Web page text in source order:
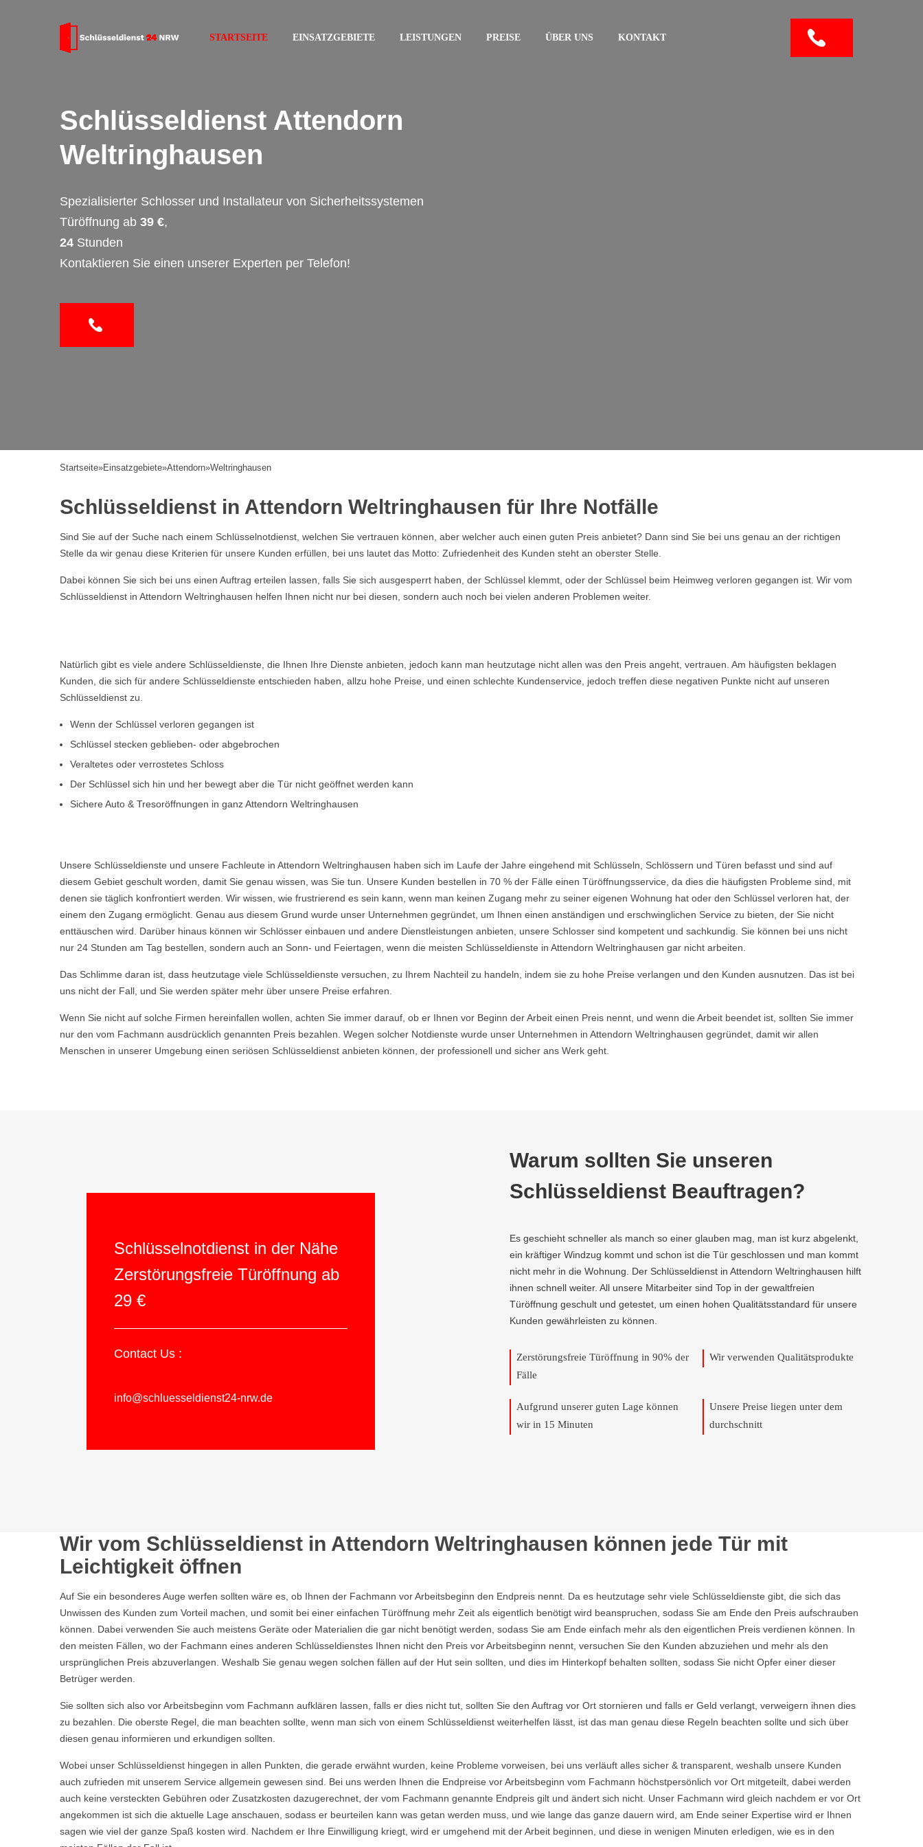
STARTSEITE EINSATZGEBIETE LEISTUNGEN PREISE ÜBER UNS KONTAKT
Schlüsseldienst Attendorn
Weltringhausen
Spezialisierter Schlosser und Installateur von Sicherheitssystemen
Türöffnung ab 39 €,
24 Stunden
Kontaktieren Sie einen unserer Experten per Telefon!
Startseite»Einsatzgebiete»Attendorn»Weltringhausen
Schlüsseldienst in Attendorn Weltringhausen für Ihre Notfälle
Sind Sie auf der Suche nach einem Schlüsselnotdienst, welchen Sie vertrauen können, aber welcher auch einen guten Preis anbietet? Dann sind Sie bei uns genau an der richtigen
Stelle da wir genau diese Kriterien für unsere Kunden erfüllen, bei uns lautet das Motto: Zufriedenheit des Kunden steht an oberster Stelle.
Dabei können Sie sich bei uns einen Auftrag erteilen lassen, falls Sie sich ausgesperrt haben, der Schlüssel klemmt, oder der Schlüssel beim Heimweg verloren gegangen ist. Wir vom
Schlüsseldienst in Attendorn Weltringhausen helfen Ihnen nicht nur bei diesen, sondern auch noch bei vielen anderen Problemen weiter.
Natürlich gibt es viele andere Schlüsseldienste, die Ihnen Ihre Dienste anbieten, jedoch kann man heutzutage nicht allen was den Preis angeht, vertrauen. Am häufigsten beklagen
Kunden, die sich für andere Schlüsseldienste entschieden haben, allzu hohe Preise, und einen schlechte Kundenservice, jedoch treffen diese negativen Punkte nicht auf unseren
Schlüsseldienst zu.
Wenn der Schlüssel verloren gegangen ist
Schlüssel stecken geblieben- oder abgebrochen
Veraltetes oder verrostetes Schloss
Der Schlüssel sich hin und her bewegt aber die Tür nicht geöffnet werden kann
Sichere Auto & Tresoröffnungen in ganz Attendorn Weltringhausen
Unsere Schlüsseldienste und unsere Fachleute in Attendorn Weltringhausen haben sich im Laufe der Jahre eingehend mit Schlüsseln, Schlössern und Türen befasst und sind auf
diesem Gebiet geschult worden, damit Sie genau wissen, was Sie tun. Unsere Kunden bestellen in 70 % der Fälle einen Türöffnungsservice, da dies die häufigsten Probleme sind, mit
denen sie täglich konfrontiert werden. Wir wissen, wie frustrierend es sein kann, wenn man keinen Zugang mehr zu seiner eigenen Wohnung hat oder den Schlüssel verloren hat, der
einem den Zugang ermöglicht. Genau aus diesem Grund wurde unser Unternehmen gegründet, um Ihnen einen anständigen und erschwinglichen Service zu bieten, der Sie nicht
enttäuschen wird. Darüber hinaus können wir Schlösser einbauen und andere Dienstleistungen anbieten, unsere Schlosser sind kompetent und sachkundig. Sie können bei uns nicht
nur 24 Stunden am Tag bestellen, sondern auch an Sonn- und Feiertagen, wenn die meisten Schlüsseldienste in Attendorn Weltringhausen gar nicht arbeiten.
Das Schlimme daran ist, dass heutzutage viele Schlüsseldienste versuchen, zu Ihrem Nachteil zu handeln, indem sie zu hohe Preise verlangen und den Kunden ausnutzen. Das ist bei
uns nicht der Fall, und Sie werden später mehr über unsere Preise erfahren.
Wenn Sie nicht auf solche Firmen hereinfallen wollen, achten Sie immer darauf, ob er Ihnen vor Beginn der Arbeit einen Preis nennt, und wenn die Arbeit beendet ist, sollten Sie immer
nur den vom Fachmann ausdrücklich genannten Preis bezahlen. Wegen solcher Notdienste wurde unser Unternehmen in Attendorn Weltringhausen gegründet, damit wir allen
Menschen in unserer Umgebung einen seriösen Schlüsseldienst anbieten können, der professionell und sicher ans Werk geht.
Schlüsselnotdienst in der Nähe
Zerstörungsfreie Türöffnung ab
29 €
Contact Us :
info@schluesseldienst24-nrw.de
Warum sollten Sie unseren
Schlüsseldienst Beauftragen?
Es geschieht schneller als manch so einer glauben mag, man ist kurz abgelenkt,
ein kräftiger Windzug kommt und schon ist die Tür geschlossen und man kommt
nicht mehr in die Wohnung. Der Schlüsseldienst in Attendorn Weltringhausen hilft
ihnen schnell weiter. All unsere Mitarbeiter sind Top in der gewaltfreien
Türöffnung geschult und getestet, um einen hohen Qualitätsstandard für unsere
Kunden gewährleisten zu können.
Zerstörungsfreie Türöffnung in 90% der
Fälle
Wir verwenden Qualitätsprodukte
Aufgrund unserer guten Lage können
wir in 15 Minuten
Unsere Preise liegen unter dem
durchschnitt
Wir vom Schlüsseldienst in Attendorn Weltringhausen können jede Tür mit
Leichtigkeit öffnen
Auf Sie ein besonderes Auge werfen sollten wäre es, ob Ihnen der Fachmann vor Arbeitsbeginn den Endpreis nennt. Da es heutzutage sehr viele Schlüsseldienste gibt, die sich das
Unwissen des Kunden zum Vorteil machen, und somit bei einer einfachen Türöffnung mehr Zeit als eigentlich benötigt wird beanspruchen, sodass Sie am Ende den Preis aufschrauben
können. Dabei verwenden Sie auch meistens Geräte oder Materialien die gar nicht benötigt werden, sodass Sie am Ende einfach mehr als den eigentlichen Preis verdienen können. In
den meisten Fällen, wo der Fachmann eines anderen Schlüsseldienstes Ihnen nicht den Preis vor Arbeitsbeginn nennt, versuchen Sie den Kunden abzuziehen und mehr als den
ursprünglichen Preis abzuverlangen. Weshalb Sie genau wegen solchen fällen auf der Hut sein sollten, und dies im Hinterkopf behalten sollten, sodass Sie nicht Opfer einer dieser
Betrüger werden.
Sie sollten sich also vor Arbeitsbeginn vom Fachmann aufklären lassen, falls er dies nicht tut, sollten Sie den Auftrag vor Ort stornieren und falls er Geld verlangt, verweigern ihnen dies
zu bezahlen. Die oberste Regel, die man beachten sollte, wenn man sich von einem Schlüsseldienst weiterhelfen lässt, ist das man genau diese Regeln beachten sollte und sich über
diesen genau informieren und erkundigen sollten.
Wobei unser Schlüsseldienst hingegen in allen Punkten, die gerade erwähnt wurden, keine Probleme vorweisen, bei uns verläuft alles sicher & transparent, weshalb unsere Kunden
auch zufrieden mit unserem Service allgemein gewesen sind. Bei uns werden Ihnen die Endpreise vor Arbeitsbeginn vom Fachmann höchstpersönlich vor Ort mitgeteilt, dabei werden
auch keine versteckten Gebühren oder Zusatzkosten dazugerechnet, der vom Fachmann genannte Endpreis gilt und ändert sich nicht. Unser Fachmann wird gleich nachdem er vor Ort
angekommen ist sich die aktuelle Lage anschauen, sodass er beurteilen kann was getan werden muss, und wie lange das ganze dauern wird, am Ende seiner Expertise wird er Ihnen
sagen wie viel der ganze Spaß kosten wird. Nachdem er Ihre Einwilligung kriegt, wird er umgehend mit der Arbeit beginnen, und diese in wenigen Minuten erledigen, wie es in den